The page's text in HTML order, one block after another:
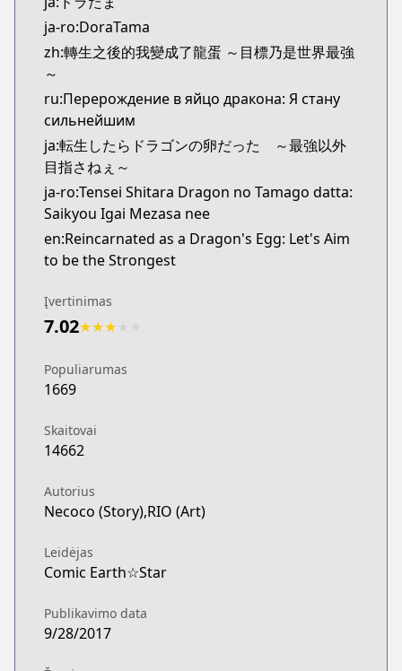
ja-ro:DoraTama
zh:轉生之後的我變成了龍蛋 ～目標乃是世界最強
～
ru:Перерождение в яйцо дракона: Я стану
сильнейшим
ja:転生したらドラゴンの卵だった ～最強以外
目指さねぇ～
ja-ro:Tensei Shitara Dragon no Tamago datta:
Saikyou Igai Mezasa nee
en:Reincarnated as a Dragon's Egg: Let's Aim
to be the Strongest
Įvertinimas
7.02★★★
Populiarumas
1669
Skaitovai
14662
Autorius
Necoco (Story),RIO (Art)
Leidėjas
Comic Earth☆Star
Publikavimo data
9/28/2017